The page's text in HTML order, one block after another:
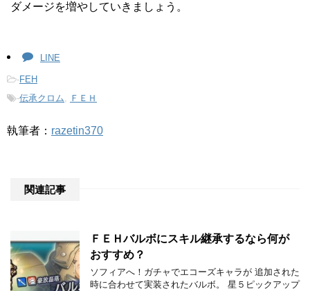
ダメージを増やしていきましょう。
LINE
-FEH
-伝承クロム, ＦＥＨ
執筆者： razetin370
関連記事
ＦＥＨバルボにスキル継承するなら何が
おすすめ？
ソフィアへ！ガチャでエコーズキャラが 追加された
時に合わせて実装されたバルボ。 星５ピックアップ